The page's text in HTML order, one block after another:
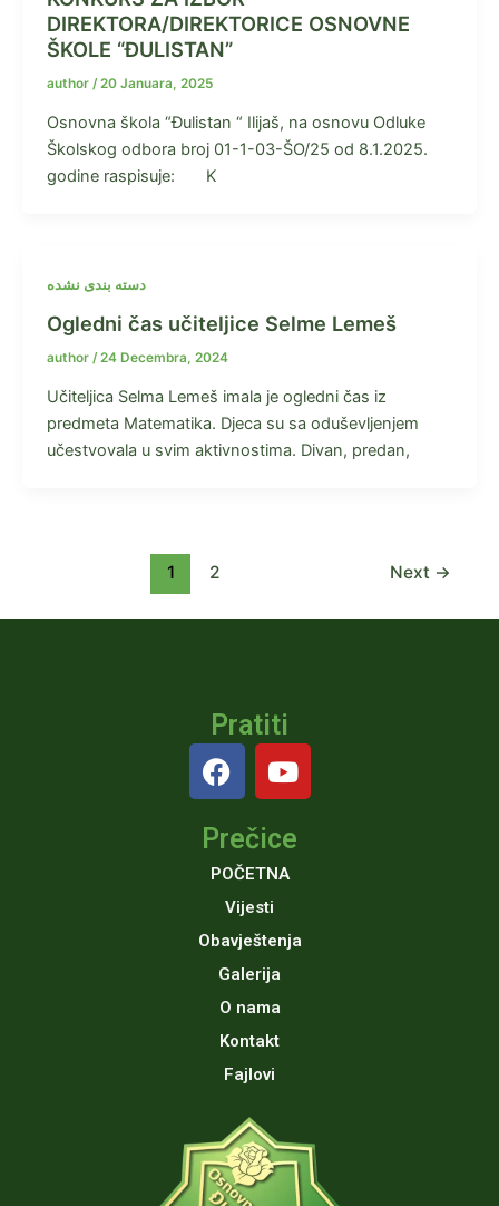
DIREKTORA/DIREKTORICE OSNOVNE
ŠKOLE “ĐULISTAN”
author /20 Januara, 2025
Osnovna škola “Đulistan “ Ilijaš, na osnovu Odluke
Školskog odbora broj 01-1-03-ŠO/25 od 8.1.2025.
godine raspisuje: K
دسته بندی نشده
Ogledni čas učiteljice Selme Lemeš
author /24 Decembra, 2024
Učiteljica Selma Lemeš imala je ogledni čas iz
predmeta Matematika. Djeca su sa oduševljenjem
učestvovala u svim aktivnostima. Divan, predan,
1 2 Next →
Pratiti
F
a
e
b
o
o
k
Y
o
t
u
Prečice
POČETNA
Vijesti
Obavještenja
Galerija
O nama
Kontakt
Fajlovi